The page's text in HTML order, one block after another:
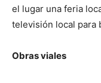
el lugar una feria
televisión local para
Obras viales